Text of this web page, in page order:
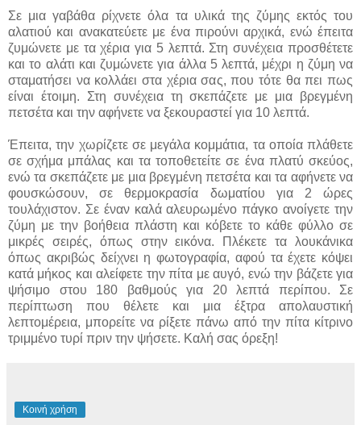
Σε μια γαβάθα ρίχνετε όλα τα υλικά της ζύμης εκτός του
αλατιού και ανακατεύετε με ένα πιρούνι αρχικά, ενώ έπειτα
ζυμώνετε με τα χέρια για 5 λεπτά. Στη συνέχεια προσθέτετε
και το αλάτι και ζυμώνετε για άλλα 5 λεπτά, μέχρι η ζύμη να
σταματήσει να κολλάει στα χέρια σας, που τότε θα πει πως
είναι έτοιμη. Στη συνέχεια τη σκεπάζετε με μια βρεγμένη
πετσέτα και την αφήνετε να ξεκουραστεί για 10 λεπτά.
Έπειτα, την χωρίζετε σε μεγάλα κομμάτια, τα οποία πλάθετε
σε σχήμα μπάλας και τα τοποθετείτε σε ένα πλατύ σκεύος,
ενώ τα σκεπάζετε με μια βρεγμένη πετσέτα και τα αφήνετε να
φουσκώσουν, σε θερμοκρασία δωματίου για 2 ώρες
τουλάχιστον. Σε έναν καλά αλευρωμένο πάγκο ανοίγετε την
ζύμη με την βοήθεια πλάστη και κόβετε το κάθε φύλλο σε
μικρές σειρές, όπως στην εικόνα. Πλέκετε τα λουκάνικα
όπως ακριβώς δείχνει η φωτογραφία, αφού τα έχετε κόψει
κατά μήκος και αλείφετε την πίτα με αυγό, ενώ την βάζετε για
ψήσιμο στου 180 βαθμούς για 20 λεπτά περίπου. Σε
περίπτωση που θέλετε και μια έξτρα απολαυστική
λεπτομέρεια, μπορείτε να ρίξετε πάνω από την πίτα κίτρινο
τριμμένο τυρί πριν την ψήσετε. Καλή σας όρεξη!
Κοινή χρήση